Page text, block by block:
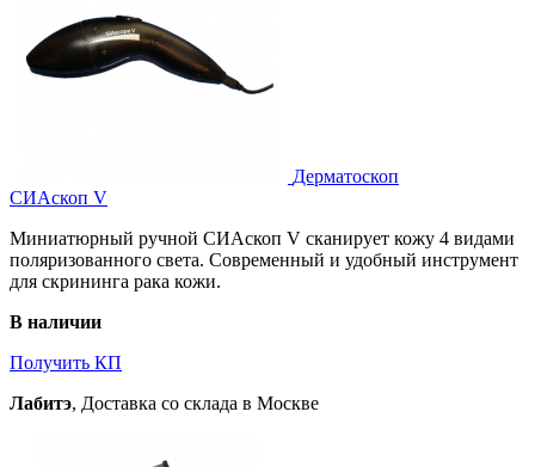
Дерматоскоп
СИАскоп V
Миниатюрный ручной СИАскоп V сканирует кожу 4 видами
поляризованного света. Современный и удобный инструмент
для скрининга рака кожи.
В наличии
Получить КП
Лабитэ, Доставка со склада в Москве